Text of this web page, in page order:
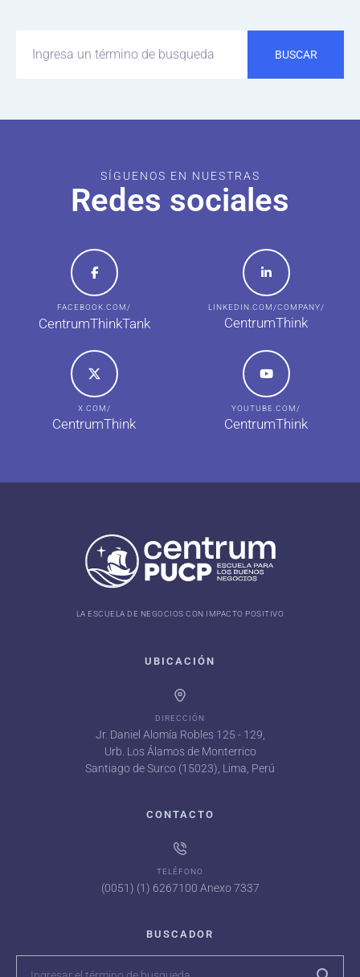
BUSCAR
SÍGUENOS EN NUESTRAS
Redes sociales
FACEBOOK.COM/
CentrumThinkTank
LINKEDIN.COM/COMPANY/
CentrumThink
X.COM/
CentrumThink
YOUTUBE.COM/
CentrumThink
LA ESCUELA DE NEGOCIOS CON IMPACTO POSITIVO
UBICACIÓN
DIRECCIÓN
Jr. Daniel Alomía Robles 125 - 129,
Urb. Los Álamos de Monterrico
Santiago de Surco (15023), Lima, Perú
CONTACTO
TELÉFONO
(0051) (1) 6267100 Anexo 7337
BUSCADOR